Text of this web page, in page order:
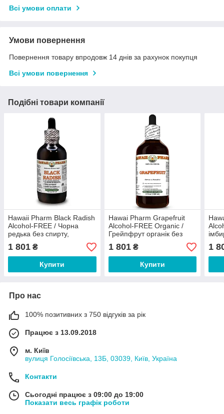
Всі умови оплати
Умови повернення
Повернення товару впродовж 14 днів за рахунок покупця
Всі умови повернення
Подібні товари компанії
Hawaii Pharm Black Radish
Alcohol-FREE / Чорна
редька без спирту,
Підтримка роботи
жовчного міхура 120 мл
1 801 ₴
Купити
Hawai Pharm Grapefruit
Alcohol-FREЕ Organic /
Грейпфрут органік без
спирту 120 мл
1 801₴
Купити
1
Про нас
100% позитивних з 750 відгуків за рік
Працює з 13.09.2018
м. Київ
вулиця Голосіївська, 13Б, 03039, Київ, Україна
Контакти
Сьогодні працює з 09:00 до 19:00
Показати весь графік роботи